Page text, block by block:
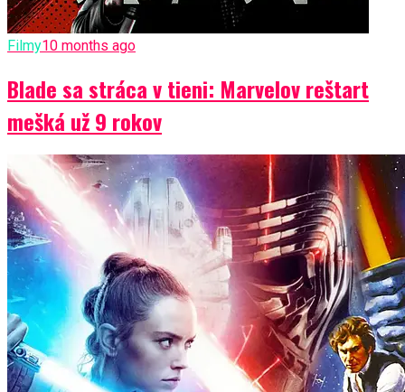
Filmy10 months ago
Blade sa stráca v tieni: Marvelov reštart
mešká už 9 rokov